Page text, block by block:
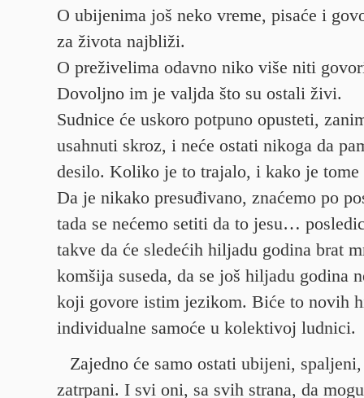
O ubijenima još neko vreme, pisaće i
za života najbliži.
O preživelima odavno niko više niti
Dovoljno im je valjda što su ostali živi.
Sudnice će uskoro potpuno opusteti,
usahnuti skroz, i neće ostati nikoga da
desilo. Koliko je to trajalo, i kako je tome
Da je nikako presuđivano, znaćemo po
tada se nećemo setiti da to jesu…
takve da će sledećih hiljadu godina brat
komšija suseda, da se još hiljadu godina
koji govore istim jezikom. Biće to novih
individualne samoće u kolektivoj ludnici.
Zajedno će samo ostati ubijeni,
zatrpani. I svi oni, sa svih strana, da